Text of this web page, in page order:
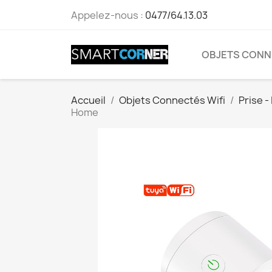
Appelez-nous : 0477/64.13.03
OBJETS
Accueil Objets Connectés Wifi
Prise
Home